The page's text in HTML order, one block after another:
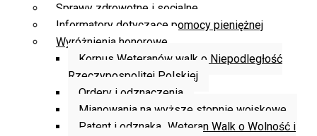
Sprawy zdrowotne i socjalne
Informatory dotyczące pomocy pieniężnej
Wyróżnienia honorowe
Korpus Weteranów walk o Niepodległość
Rzeczypospolitej Polskiej
Ordery i odznaczenia
Mianowania na wyższe stopnie wojskowe
Patent i odznaka „Weteran Walk o Wolność i